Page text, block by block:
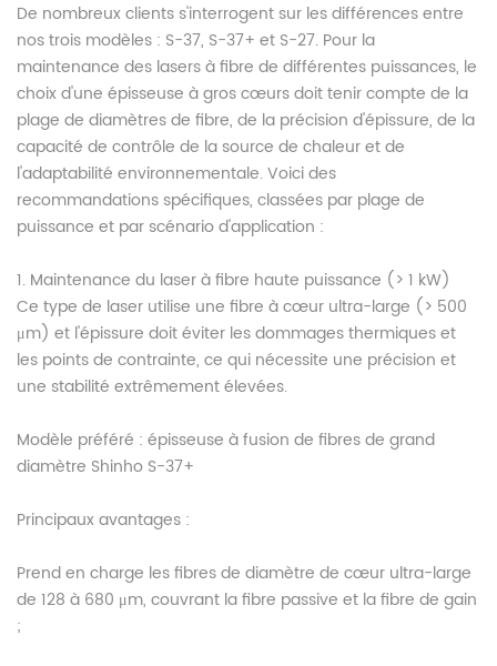
De nombreux clients s'interrogent sur les différences entre
nos trois modèles : S-37, S-37+ et S-27. Pour la
maintenance des lasers à fibre de différentes puissances, le
choix d'une épisseuse à gros cœurs doit tenir compte de la
plage de diamètres de fibre, de la précision d'épissure, de la
capacité de contrôle de la source de chaleur et de
l'adaptabilité environnementale. Voici des
recommandations spécifiques, classées par plage de
puissance et par scénario d'application :
1. Maintenance du laser à fibre haute puissance (> 1 kW)
Ce type de laser utilise une fibre à cœur ultra-large (> 500
μm) et l'épissure doit éviter les dommages thermiques et
les points de contrainte, ce qui nécessite une précision et
une stabilité extrêmement élevées.
Modèle préféré : épisseuse à fusion de fibres de grand
diamètre Shinho S-37+
Principaux avantages :
Prend en charge les fibres de diamètre de cœur ultra-large
de 128 à 680 μm, couvrant la fibre passive et la fibre de gain
;